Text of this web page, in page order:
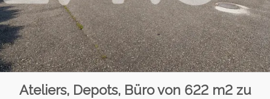
Ateliers, Depots, Büro von 622 m2 zu